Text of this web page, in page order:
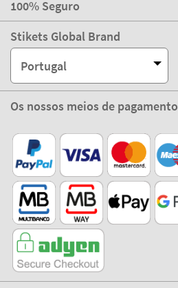
100% Seguro
Stikets Global Brand
Portugal
Os nossos meios de pagamento